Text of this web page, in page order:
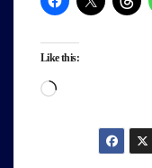
Like this:
Loading…